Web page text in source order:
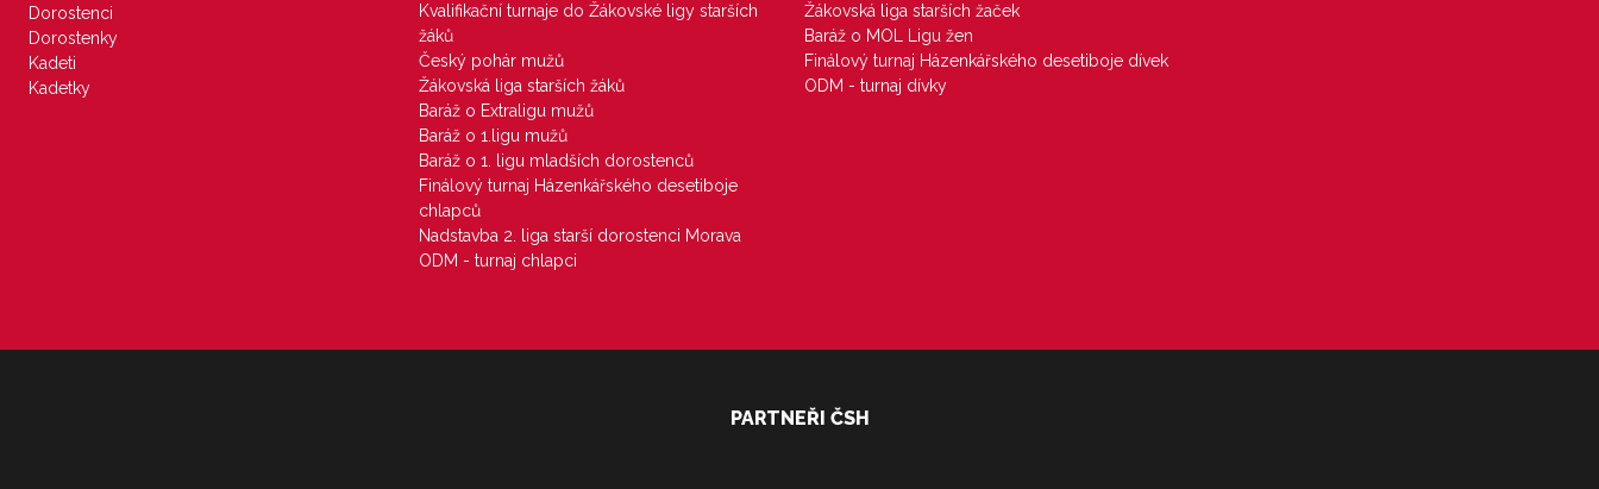
Dorostenci
Dorostenky
Kadeti
Kadetky
Kvalifikační turnaje do Žákovské ligy starších
žáků
Český pohár mužů
Žákovská liga starších žáků
Baráž o Extraligu mužů
Baráž o 1.ligu mužů
Baráž o 1. ligu mladších dorostenců
Finálový turnaj Házenkářského desetiboje
chlapců
Nadstavba 2. liga starší dorostenci Morava
ODM - turnaj chlapci
Žákovská liga starších žaček
Baráž o MOL Ligu žen
Finálový turnaj Házenkářského desetiboje dívek
ODM - turnaj dívky
PARTNEŘI ČSH